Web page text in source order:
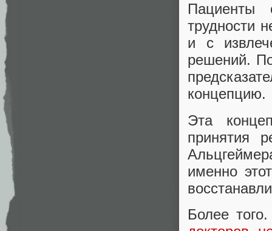
Пациенты
трудности
и с
решений.
концепцию.
Эта
принятия
именно
Более